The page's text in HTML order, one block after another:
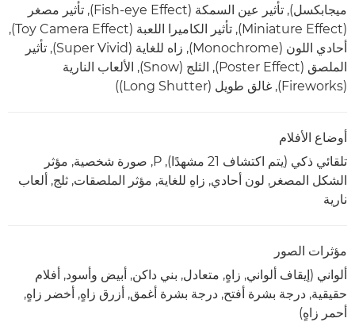
ميجابكسل), تأثير عين السمكة (Fish-eye Effect), تأثير مصغر
(Miniature Effect), تأثير الكاميرا اللعبة (Toy Camera Effect),
أحادي اللون (Monochrome), زاه للغاية (Super Vivid), تأثير
الملصق (Poster Effect), الثلج (Snow), الألعاب النارية
(Fireworks), غالق طويل (Long Shutter))
أوضاع الأفلام
تلقائي ذكي (يتم اكتشاف 21 مشهدًا), P, صورة شخصية, مؤثر
الشكل المصغر, لون أحادي, زاهِ للغاية, مؤثر الملصقات, ثلج, ألعاب
نارية
مؤثرات الصور
ألواني (إيقاف ألواني, زاهٍ, متعادل, بني داكن, أبيض وأسود, أفلام
حقيقية, درجة بشرة أفتح, درجة بشرة أغمق, أزرق زاهٍ, أخضر زاهٍ,
أحمر زاهٍ)